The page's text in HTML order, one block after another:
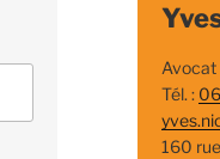
Avocat
Tél. :
160